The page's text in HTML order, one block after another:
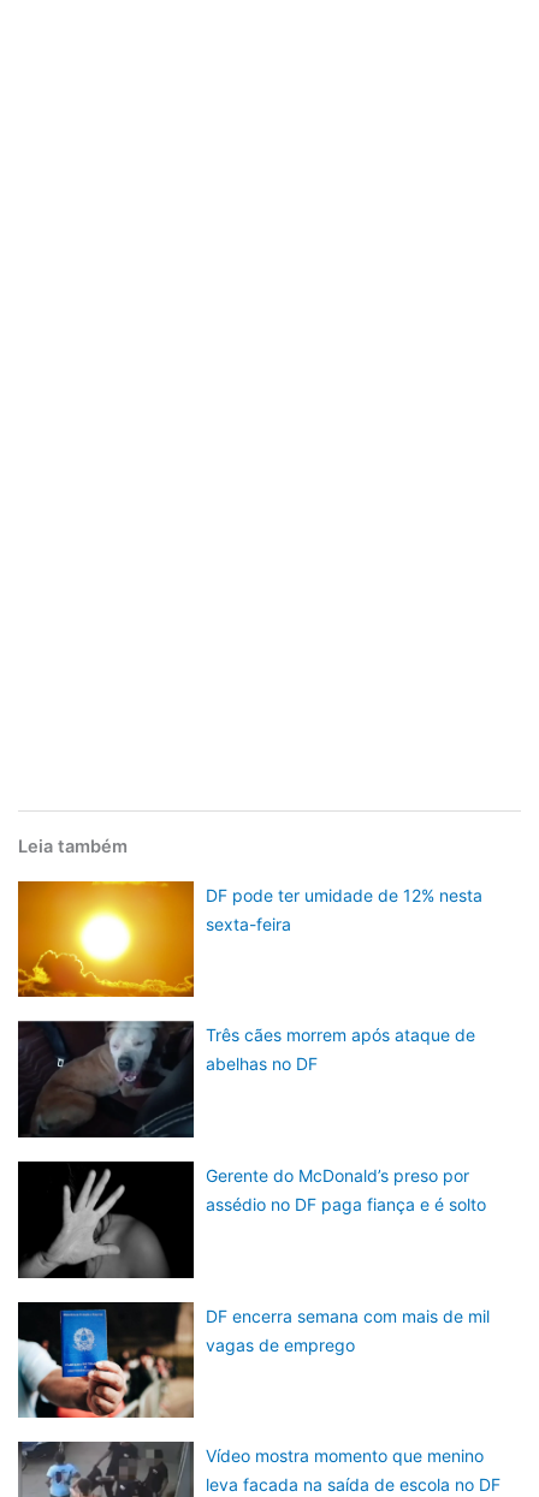
Leia também
DF pode ter umidade de 12% nesta
sexta-feira
Três cães morrem após ataque de
abelhas no DF
Gerente do McDonald’s preso por
assédio no DF paga fiança e é solto
DF encerra semana com mais de mil
vagas de emprego
Vídeo mostra momento que menino
leva facada na saída de escola no DF